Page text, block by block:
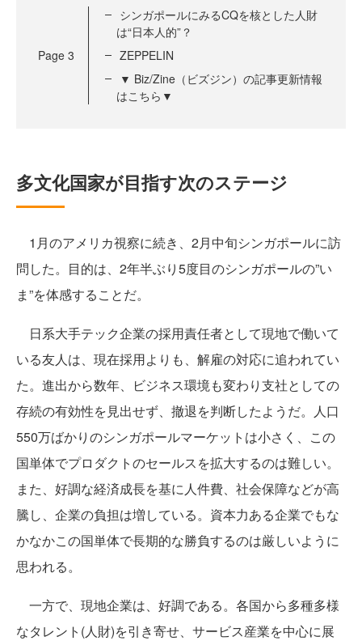
Page 3
シンガポールにみるCQを核とした人財
は“日本人的”？
ZEPPELIN
▼ Biz/Zine（ビズジン）の記事更新情報
はこちら▼
多文化国家が目指す次のステージ
1月のアメリカ視察に続き、2月中旬シンガポールに訪
問した。目的は、2年半ぶり5度目のシンガポールの”い
ま”を体感することだ。
日系大手テック企業の採用責任者として現地で働いて
いる友人は、現在採用よりも、解雇の対応に追われてい
た。進出から数年、ビジネス環境も変わり支社としての
存続の有効性を見出せず、撤退を判断したようだ。人口
550万ばかりのシンガポールマーケットは小さく、この
国単体でプロダクトのセールスを拡大するのは難しい。
また、好調な経済成長を基に人件費、社会保障などが高
騰し、企業の負担は増している。資本力ある企業でもな
かなかこの国単体で長期的な勝負するのは厳しいように
思われる。
一方で、現地企業は、好調である。各国から多種多様
なタレント(人財)を引き寄せ、サービス産業を中心に展